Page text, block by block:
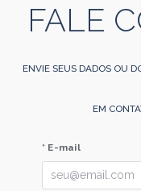
FALE
ENVIE SEUS DADOS OU
EM
* E-mail